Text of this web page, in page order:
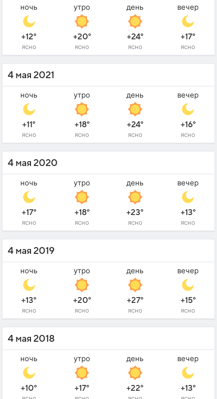
ночь
+12°
ясно
утро
+20°
ясно
день
+24°
ясно
вечер
+17°
ясно
4 мая 2021
ночь
+11°
ясно
утро
+18°
ясно
день
+24°
ясно
вечер
+16°
ясно
4 мая 2020
ночь
+17°
ясно
утро
+18°
ясно
день
+23°
ясно
вечер
+13°
ясно
4 мая 2019
ночь
+13°
ясно
утро
+20°
ясно
день
+27°
ясно
вечер
+15°
ясно
4 мая 2018
ночь
+10°
утро
+17°
день
+22°
вечер
+13°